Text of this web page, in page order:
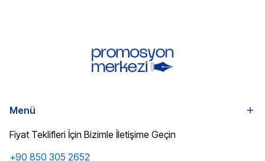
Menü
Fiyat Teklifleri İçin Bizimle İletişime Geçin
+90 850 305 2652